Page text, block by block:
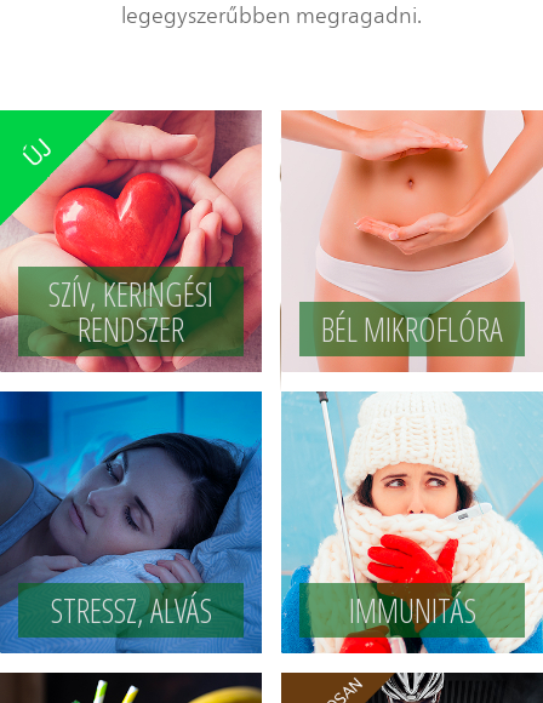
legegyszerűbben megragadni.
SZÍV, KERINGÉSI
RENDSZER BÉL MIKROFLÓRA
STRESSZ, ALVÁS IMMUNITÁS